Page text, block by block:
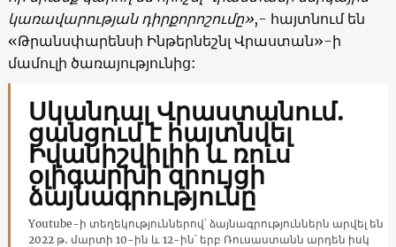
կառավարության դիրքորոշումը»,- հայտնում են
«Թրանսփարենսի Ինթերնեշնլ Վրաստան»-ի
մամուլի ծառայությունից:
Սկանդալ Վրաստանում.
ցանցում է հայտնվել
Իվանիշվիլիի և ռուս
օլիգարխի զրույցի
ձայնագրությունը
Youtube-ի տեղեկություններով՝ ձայնագրություններն արվել են
2022 թ․ մարտի 10-ին և 12-ին՝ երբ Ռուսաստանն արդեն իսկ